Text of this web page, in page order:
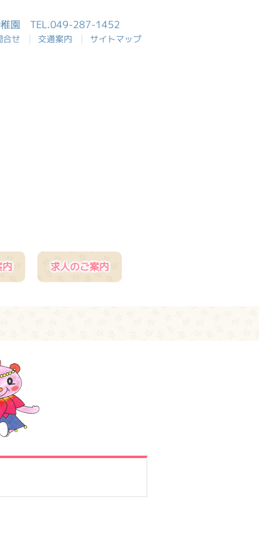
稚園 TEL.049-287-1452
合せ | 交通案内 | サイトマップ
内 求人のご案内